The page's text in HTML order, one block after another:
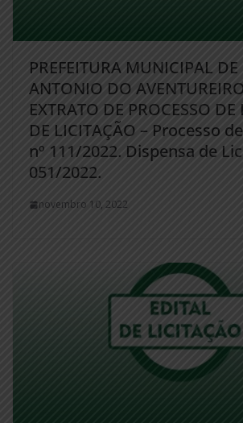
PREFEITURA MUNICIPAL
ANTONIO DO
EXTRATO DE PROCESSO DE
DE LICITAÇÃO – Processo
nº 111/2022. Dispensa de
051/2022.
novembro 10, 2022